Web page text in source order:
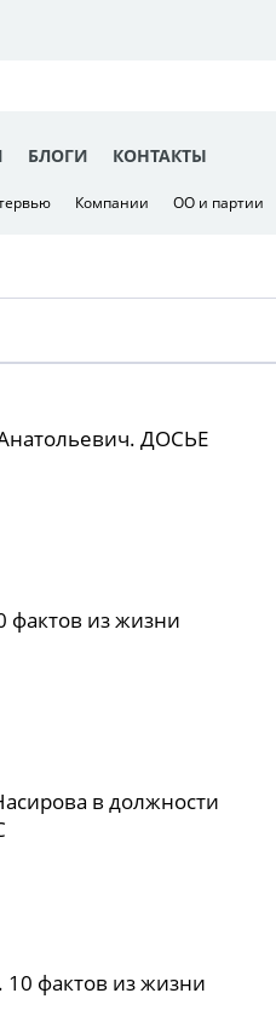
БЛОГИ КОНТАКТЫ
Компании ОО и партии
ДОСЬЕ
фактов из жизни
в должности
фактов из жизни